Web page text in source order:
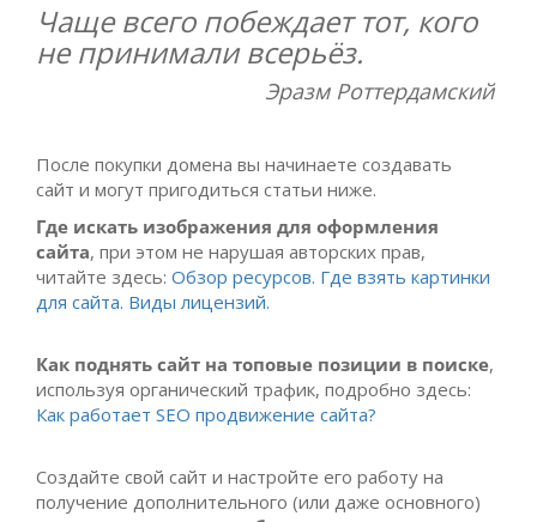
Чаще всего побеждает тот, кого
не принимали всерьёз.
Эразм Роттердамский
После покупки домена вы начинаете создавать
сайт и могут пригодиться статьи ниже.
Где искать изображения для оформления
сайта, при этом не нарушая авторских прав,
читайте здесь: Обзор ресурсов. Где взять картинки
для сайта. Виды лицензий.
Как поднять сайт на топовые позиции в поиске,
используя органический трафик, подробно здесь:
Как работает SEO продвижение сайта?
Создайте свой сайт и настройте его работу на
получение дополнительного (или даже основного)